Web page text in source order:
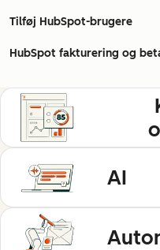
Tilføj HubSpot-brugere
HubSpot fakturering og
AI